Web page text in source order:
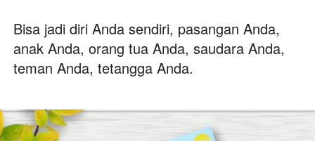
Bisa jadi diri Anda sendiri, pasangan Anda,
anak Anda, orang tua Anda, saudara Anda,
teman Anda, tetangga Anda.